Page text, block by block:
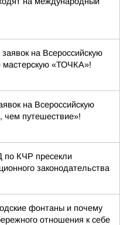
на Всероссийскую
мастерскую «ТОЧКА»!
на Всероссийскую
путешествие»!
по КЧР пресекли
законодательства
фонтаны и почему
отношения к себе